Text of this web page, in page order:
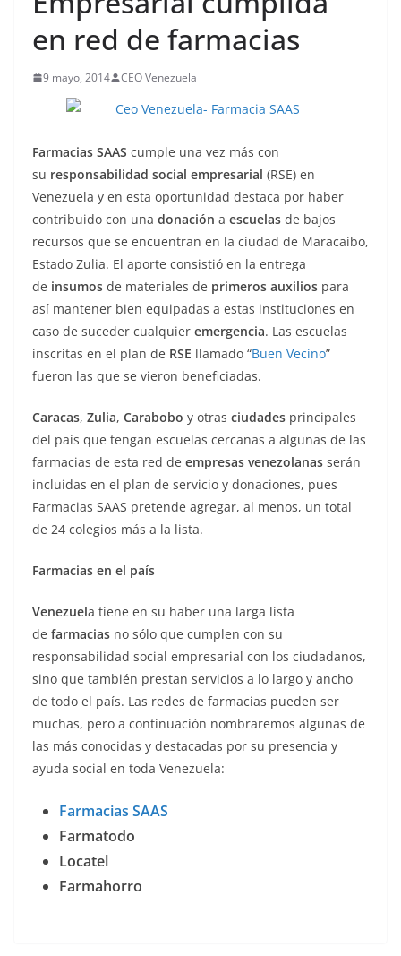
en red de farmacias
9 mayo, 2014 CEO Venezuela
Farmacias SAAS cumple una vez más con
su responsabilidad social empresarial (RSE) en
Venezuela y en esta oportunidad destaca por haber
contribuido con una donación a escuelas de bajos
recursos que se encuentran en la ciudad de Maracaibo,
Estado Zulia. El aporte consistió en la entrega
de insumos de materiales de primeros auxilios para
así mantener bien equipadas a estas instituciones en
caso de suceder cualquier emergencia. Las escuelas
inscritas en el plan de RSE llamado “Buen Vecino”
fueron las que se vieron beneficiadas.
Caracas, Zulia, Carabobo y otras ciudades principales
del país que tengan escuelas cercanas a algunas de las
farmacias de esta red de empresas venezolanas serán
incluidas en el plan de servicio y donaciones, pues
Farmacias SAAS pretende agregar, al menos, un total
de 24 colegios más a la lista.
Farmacias en el país
Venezuela tiene en su haber una larga lista
de farmacias no sólo que cumplen con su
responsabilidad social empresarial con los ciudadanos,
sino que también prestan servicios a lo largo y ancho
de todo el país. Las redes de farmacias pueden ser
muchas, pero a continuación nombraremos algunas de
las más conocidas y destacadas por su presencia y
ayuda social en toda Venezuela:
Farmacias SAAS
Farmatodo
Locatel
Farmahorro